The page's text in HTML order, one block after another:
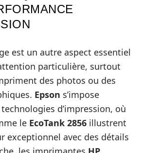
est un autre aspect essentiel
particulière, surtout
des photos ou des
Epson s’impose
d’impression, où
le EcoTank 2856 illustrent
exceptionnel avec des détails